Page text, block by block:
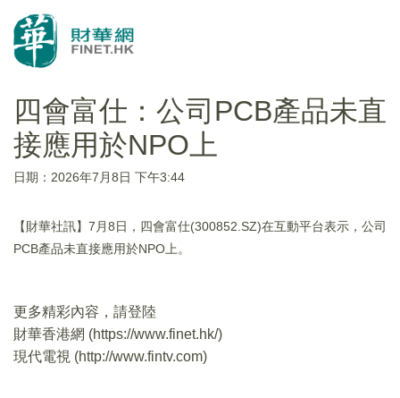
四會富仕：公司PCB產品未直
接應用於NPO上
日期：2026年7月8日 下午3:44
【財華社訊】7月8日，四會富仕(300852.SZ)在互動平台表示，公司
PCB產品未直接應用於NPO上。
更多精彩內容，請登陸
財華香港網 (https://www.finet.hk/)
現代電視 (http://www.fintv.com)